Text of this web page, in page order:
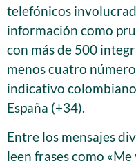
telefónicos
información como
con más de 500
menos cuatro
indicativo
España (+34).
Entre los mensajes
leen frases como